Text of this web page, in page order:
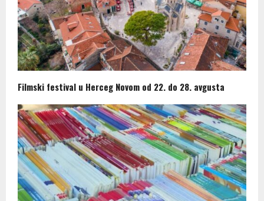
Filmski festival u Herceg Novom od 22. do 28. avgusta